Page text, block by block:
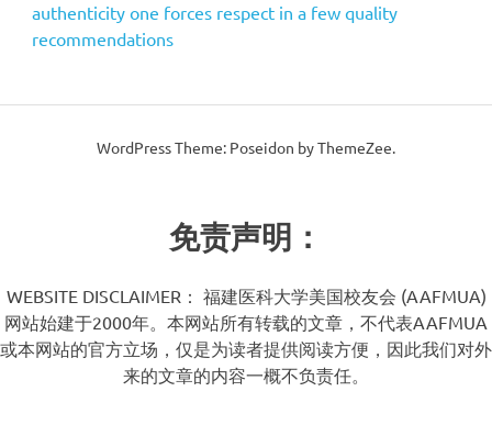
authenticity one forces respect in a few quality
recommendations
WordPress Theme: Poseidon by ThemeZee.
免责声明：
WEBSITE DISCLAIMER： 福建医科大学美国校友会 (AAFMUA)
网站始建于2000年。本网站所有转载的文章，不代表AAFMUA
或本网站的官方立场，仅是为读者提供阅读方便，因此我们对外
来的文章的内容一概不负责任。